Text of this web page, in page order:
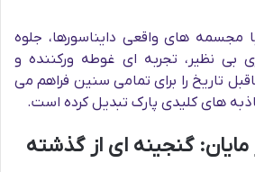
مجسمه های واقعی دایناسورها، جلوه
بی نظیر، تجربه ای غوطه ورکننده و
تاریخ را برای تمامی سنین فراهم می
های کلیدی پارک تبدیل کرده است.
مایان: گنجینه ای از گذشته